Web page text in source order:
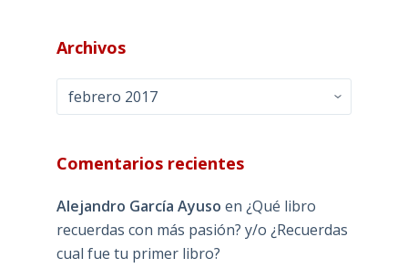
Archivos
Archivos
Comentarios recientes
Alejandro García Ayuso en ¿Qué libro
recuerdas con más pasión? y/o ¿Recuerdas
cual fue tu primer libro?